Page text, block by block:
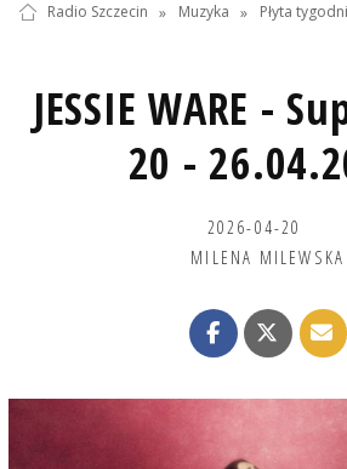
Radio Szczecin » Muzyka » Płyta
JESSIE WARE -
20 -
2026-04-20
MILENA MILEWSKA